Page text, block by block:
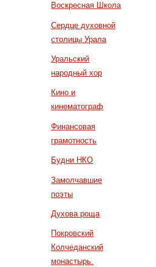
Воскресная Школа
Сердце духовной
столицы Урала
Уральский
народный хор
Кино и
кинематограф
Финансовая
грамотность
Будни НКО
Замолчавшие
поэты
Духова роща
Покровский
Колчеданский
монастырь.